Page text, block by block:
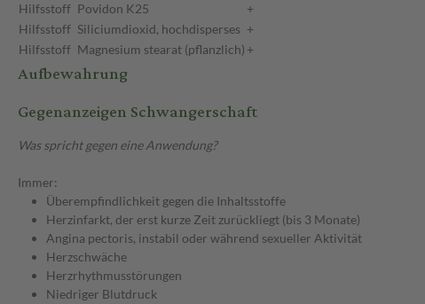
Hilfsstoff Povidon K25
+
Hilfsstoff Siliciumdioxid, hochdisperses +
Hilfsstoff Magnesium stearat (pflanzlich) +
Aufbewahrung
Gegenanzeigen Schwangerschaft
Was spricht gegen eine Anwendung?
Immer:
Überempfindlichkeit gegen die Inhaltsstoffe
Herzinfarkt, der erst kurze Zeit zurückliegt (bis 3 Monate)
Angina pectoris, instabil oder während sexueller Aktivität
Herzschwäche
Herzrhythmusstörungen
Niedriger Blutdruck